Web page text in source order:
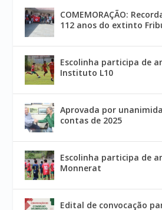
COMEMORAÇÃO:
112 anos do extinto
Escolinha participa de
Instituto L10
Aprovada por
contas de 2025
Escolinha participa de
Monnerat
Edital de convocação